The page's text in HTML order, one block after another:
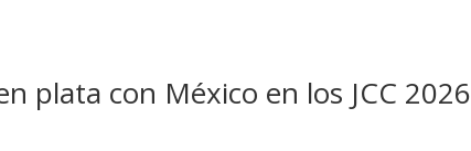
plata con México en los JCC 2026